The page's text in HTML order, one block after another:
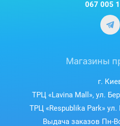
067 005
Магазины
г.
ТРЦ «Lavina Mall», ул.
ТРЦ «Respublika Park»
Выдача заказов Пн-